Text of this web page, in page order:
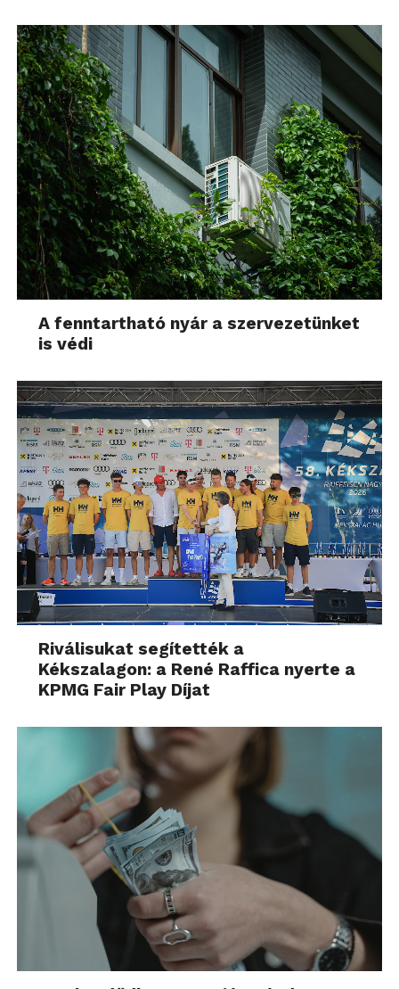
A fenntartható nyár a szervezetünket
is védi
Riválisukat segítették a
Kékszalagon: a René Raffica nyerte a
KPMG Fair Play Díjat